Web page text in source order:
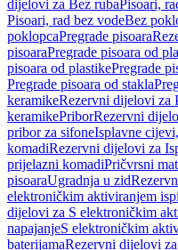
dijelovi za Bez rubaPisoari,
Pisoari, rad bez vodeBez
poklopcaPregrade pisoara
pisoaraPregrade pisoara od
pisoara od plastikePregrade
Pregrade pisoara od stakla
keramikeRezervni dijelovi za
keramikePriborRezervni
pribor za sifoneIsplavne
komadiRezervni dijelovi za
prijelazni komadiPričvrsni
pisoaraUgradnja u zid
elektroničkim aktiviranjem
dijelovi za S elektroničkim
napajanjeS elektroničkim
baterijamaRezervni dijelovi